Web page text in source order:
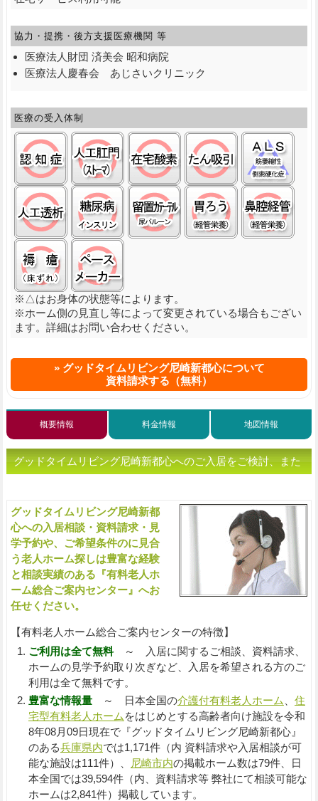
協力・提携・後方支援 医療機関 等
医療法人財団 済美会 昭和病院
医療法人慶春会 あじさいクリニック
医療の受入体制
認知症:○ ストーマ(人工肛門):○
在宅酸素:○ たん吸引:○ 筋
人工透析:○ 糖尿病(インスリン):○留置カテーテル(尿バルーン
経管栄養(胃ろ
経
褥瘡（床ずれ）:○ペースメーカ:○
※△はお身体の状態等によります。
※ホーム側の見直し等によって変更されている場合もござい
ます。詳細はお問い合わせください。
グッドタイムリビング尼崎新都心について
資料請求する（無料）
概要情報 料金情報 地図情報
グッドタイムリビング尼崎新都心へのご入居をご検討、また
グッドタイムリビング尼崎新都
心への入居相談・資料請求・見
学予約や、ご希望条件のに見合
う老人ホーム探しは豊富な経験
と相談実績のある『有料老人ホ
ーム総合ご案内センター』へお
任せください。
【有料老人ホーム総合ご案内センターの特徴】
ご利用は全て無料～ 入居に関するご相談、資料請求、
ホームの見学予約取り次ぎなど、入居を希望される方のご
利用は全て無料です。
豊富な情報量～ 日本全国の介護付有料老人ホーム
住
宅型有料老人ホーム をはじめとする高齢者向け施設を令和
8年08月09日現在で『グッドタイムリビング尼崎新都心』
のある兵庫県内では1,171件（内 資料請求や入居相談が可
能な施設は111件）、
尼崎市内の掲載ホーム数は79件、日
本全国では39,594件（内、資料請求等 弊社にて相談可能な
ホームは2,841件）掲載しています。